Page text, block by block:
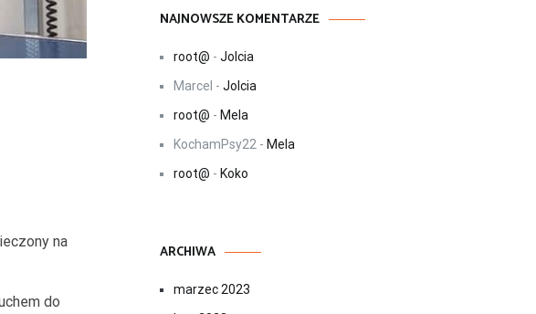
na
do
NAJNOWSZE KOMENTARZE
root@ - Jolcia
Marcel - Jolcia
root@ - Mela
KochamPsy22 - Mela
root@ - Koko
ARCHIWA
marzec 2023